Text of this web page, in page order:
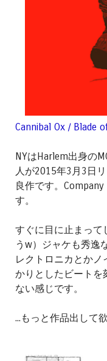
Cannibal Ox / Blade
NYはHarlem出身の
人が2015年3月3日
良作です。
す。
すぐに目に止まって
うw）ジャケも秀逸
レクトロニカとかノ
かりとしたビートを
ない感じです。
...もっと作品出して